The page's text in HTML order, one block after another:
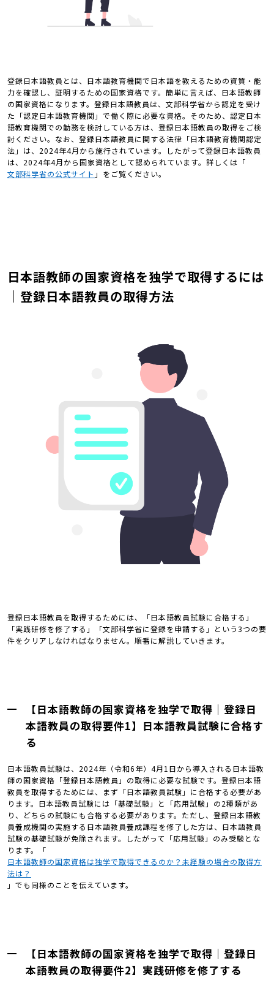
登録日本語教員とは、日本語教育機関で日本語を教えるための資質・能
力を確認し、証明するための国家資格です。簡単に言えば、日本語教師
の国家資格になります。登録日本語教員は、文部科学省から認定を受け
た「認定日本語教育機関」で働く際に必要な資格。そのため、認定日本
語教育機関での勤務を検討している方は、登録日本語教員の取得をご検
討ください。なお、登録日本語教員に関する法律「日本語教育機関認定
法」は、2024年4月から施行されています。したがって登録日本語教員
は、2024年4月から国家資格として認められています。詳しくは「
文部科学省の公式サイト 」をご覧ください。
日本語教師の国家資格を独学で取得するには
｜登録日本語教員の取得方法
登録日本語教員を取得するためには、「日本語教員試験に合格する」
「実践研修を修了する」「文部科学省に登録を申請する」という3つの要
件をクリアしなければなりません。順番に解説していきます。
【日本語教師の国家資格を独学で取得｜登録日
本語教員の取得要件1】日本語教員試験に合格す
る
日本語教員試験は、2024年（令和6年）4月1日から導入される日本語教
師の国家資格「登録日本語教員」の取得に必要な試験です。登録日本語
教員を取得するためには、まず「日本語教員試験」に合格する必要があ
ります。日本語教員試験には「基礎試験」と「応用試験」の2種類があ
り、どちらの試験にも合格する必要があります。ただし、登録日本語教
員養成機関の実施する日本語教員養成課程を修了した方は、日本語教員
試験の基礎試験が免除されます。したがって「応用試験」のみ受験とな
ります。「
日本語教師の国家資格は独学で取得できるのか？未経験の場合の取得方
法は？
」でも同様のことを伝えています。
【日本語教師の国家資格を独学で取得｜登録日
本語教員の取得要件2】実践研修を修了する